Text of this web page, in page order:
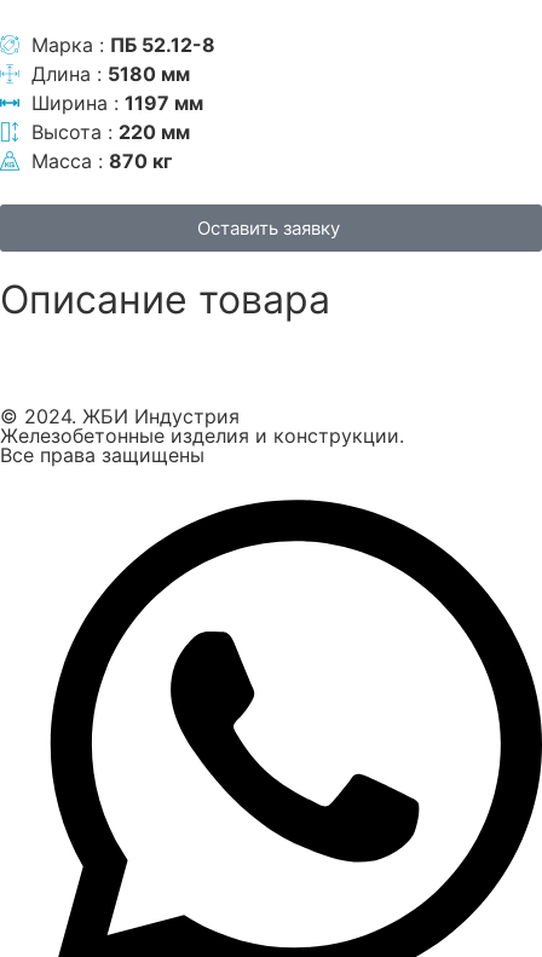
Марка : ПБ 52.12-8
Длина : 5180 мм
Ширина : 1197 мм
Высота : 220 мм
Масса : 870 кг
Оставить заявку
Описание товара
© 2024. ЖБИ Индустрия
Железобетонные изделия и конструкции.
Все права защищены